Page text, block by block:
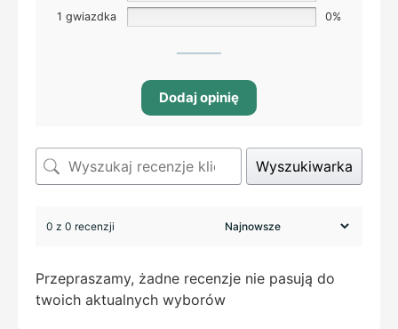
1 gwiazdka
0%
Dodaj opinię
Wyszukiwarka
0 z 0 recenzji
Przepraszamy, żadne recenzje nie pasują do
twoich aktualnych wyborów